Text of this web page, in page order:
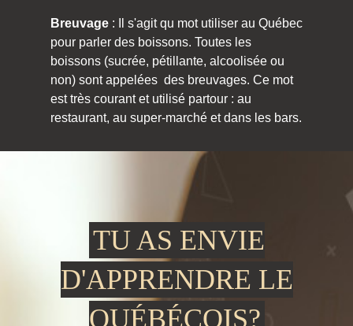
Breuvage : Il s'agit qu mot utiliser au Québec
pour parler des boissons. Toutes les
boissons (sucrée, pétillante, alcoolisée ou
non) sont appelées des breuvages. Ce mot
est très courant et utilisé partour : au
restaurant, au super-marché et dans les bars.
TU AS ENVIE
D'APPRENDRE LE
QUÉBÉCOIS?